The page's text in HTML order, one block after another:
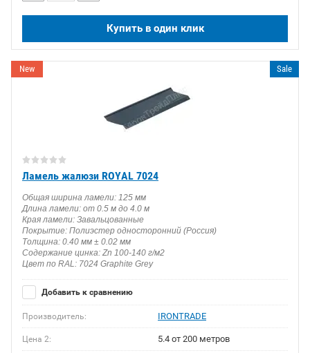
Купить в один клик
New Sale
Ламель жалюзи ROYAL 7024
Общая ширина ламели: 125 мм
Длина ламели: от 0.5 м до 4.0 м
Края ламели: Завальцованные
Покрытие: Полиэстер односторонний (Россия)
Толщина: 0.40 мм ± 0.02 мм
Содержание цинка: Zn 100-140 г/м2
Цвет по RAL: 7024 Graphite Grey
Добавить к сравнению
Производитель: IRONTRADE
Цена 2: 5.4 от 200 метров